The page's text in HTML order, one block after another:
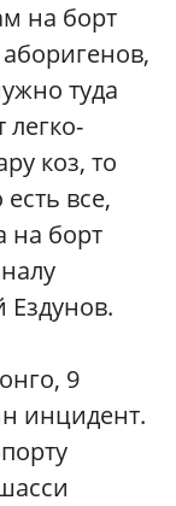
на борт
туда
легко-
коз, то
все,
на борт
Ездунов.
9
инцидент.